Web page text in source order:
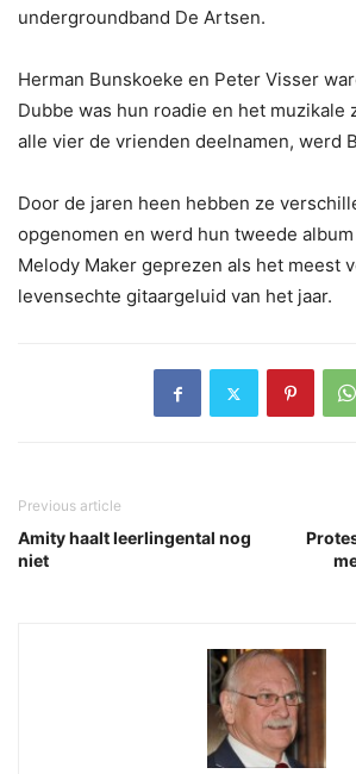
undergroundband De Artsen.
Herman Bunskoeke en Peter Visser
Dubbe was hun roadie en het muzikale
alle vier de vrienden deelnamen, werd
Door de jaren heen hebben ze
opgenomen en werd hun tweede album
Melody Maker geprezen als het meest
levensechte gitaargeluid van het jaar.
Previous article
Amity haalt leerlingental nog
niet